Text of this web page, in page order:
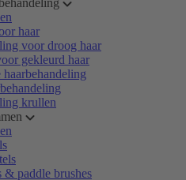
haar
voor droog haar
gekleurd haar
krullen
& paddle brushes